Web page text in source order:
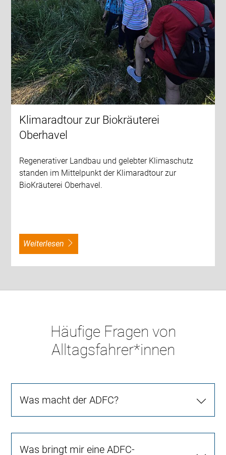
Klimaradtour zur Biokräuterei
Oberhavel
Regenerativer Landbau und gelebter Klimaschutz
standen im Mittelpunkt der Klimaradtour zur
BioKräuterei Oberhavel.
weiterlesen
Häufige Fragen von
Alltagsfahrer*innen
Was macht der ADFC?
Was bringt mir eine ADFC-